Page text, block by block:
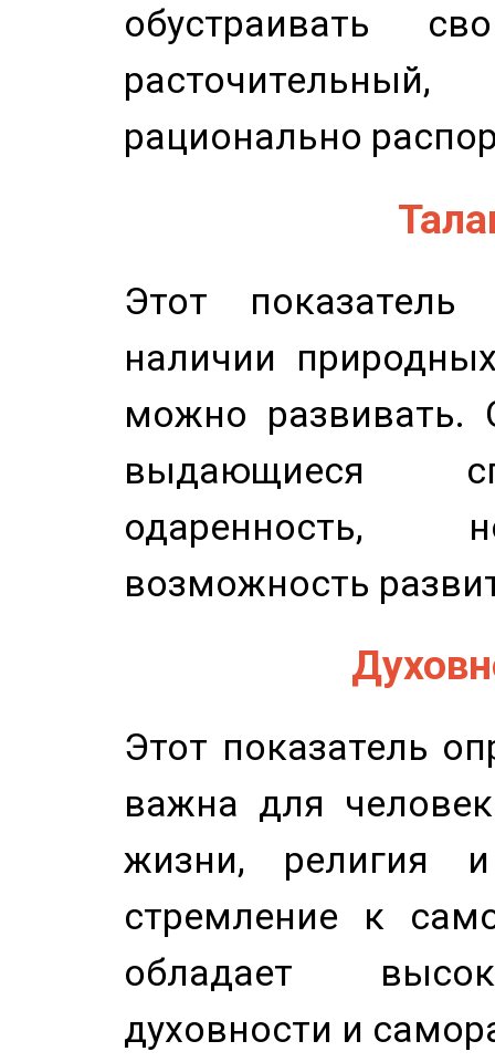
обустраивать
рационально
Этот показатель
наличии
можно развивать.
выдающиеся
одаренность,
возможность
Этот показатель
важна для
жизни, религия
стремление к
обладает
духовности и